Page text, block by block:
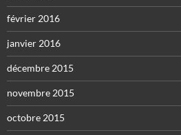
février 2016
janvier 2016
décembre 2015
novembre 2015
octobre 2015